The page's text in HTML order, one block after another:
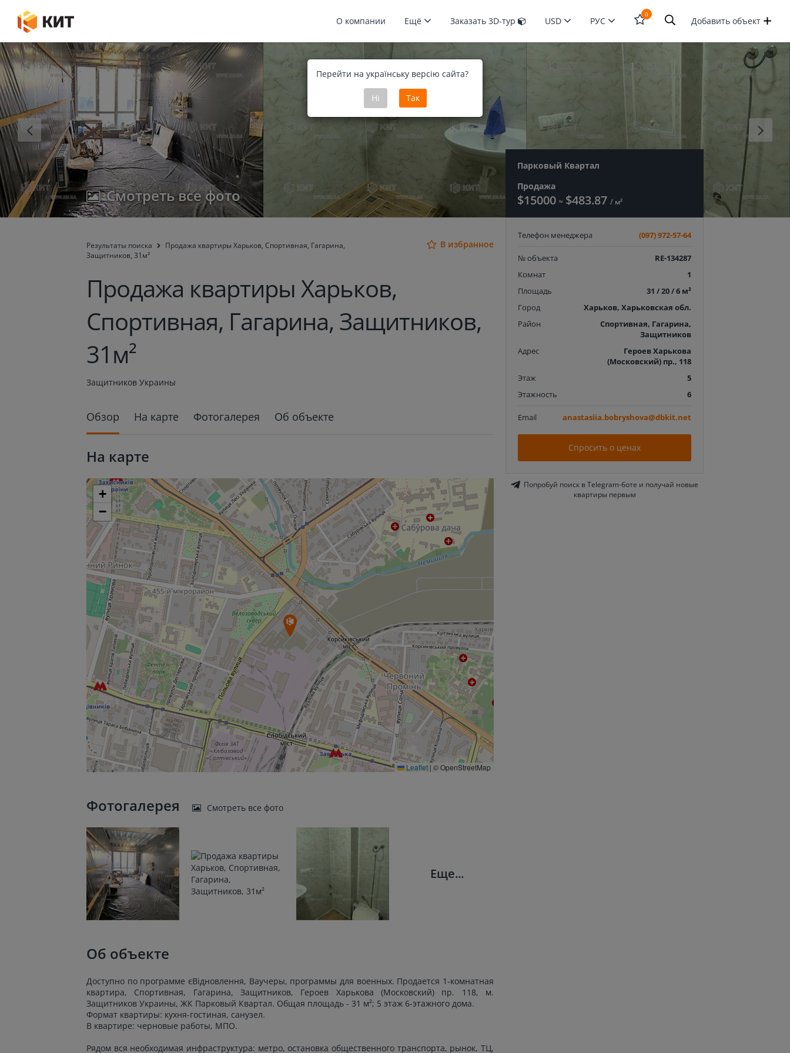
О компании Ещё Заказать 3D-тур USD РУС
0
ОткрытьДобавить объект
Перейти на українську версію сайта?
Ні Так
Смотреть все фото
Результаты поиска
Продажа квартиры Харьков, Спортивная, Гагарина,
Защитников, 31м²
В избранное
Продажа квартиры Харьков,
Спортивная, Гагарина, Защитников,
31м²
Защитников Украины
Парковый Квартал
Продажа
$15000 ≈ $483.87/ м²
Телефон менеджера (097) 972-57-64
№ объекта
RE-134287
Комнат
1
Площадь
31 / 20 / 6 м²
Город
Харьков, Харьковская обл.
Район
Спортивная, Гагарина,
Защитников
Адрес
Героев Харькова
(Московский) пр., 118
Этаж
5
Этажность
6
Email anastasiia.bobryshova@dbkit.net
Спросить о ценах
Попробуй поиск в Telegram-боте и получай новые
квартиры первым
Обзор На карте Фотогалерея Об объекте
На карте
+
−
Leaflet | © OpenStreetMap
Фотогалерея Смотреть все фото
Еще...
Об объекте
Доступно по программе єВідновлення, Ваучеры, программы для военных. Продается 1-комнатная
квартира, Спортивная, Гагарина, Защитников, Героев Харькова (Московский) пр. 118, м.
Защитников Украины, ЖК Парковый Квартал. Общая площадь - 31 м²; 5 этаж 6-этажного дома.
Формат квартиры: кухня-гостиная, санузел.
В квартире: черновые работы, МПО.
Рядом вся необходимая инфраструктура: метро, остановка общественного транспорта, рынок, ТЦ,